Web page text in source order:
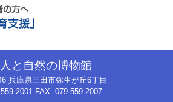
人と自然の博物館
兵庫県三田市弥生が丘6丁目
2001 FAX: 079-559-2007